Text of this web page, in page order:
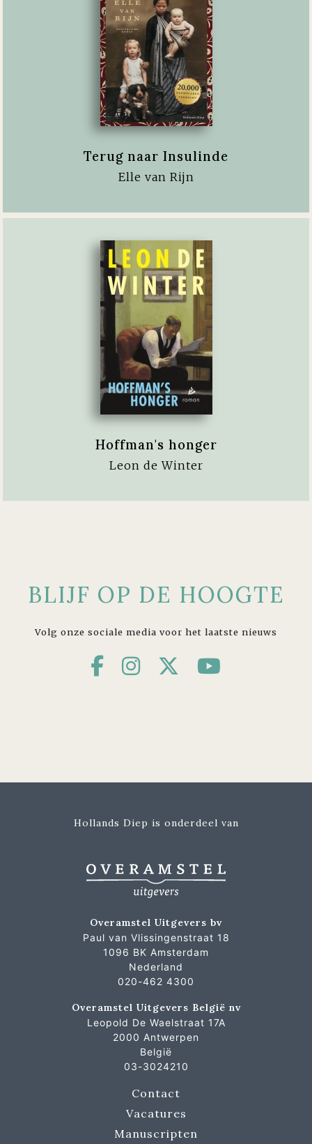
Terug naar Insulinde
Elle van Rijn
Hoffman's honger
Leon de Winter
BLIJF OP DE HOOGTE
Volg onze sociale media voor het laatste nieuws
Hollands Diep is onderdeel van
Overamstel Uitgevers bv
Paul van Vlissingenstraat 18
1096 BK Amsterdam
Nederland
020-462 4300
Overamstel Uitgevers België nv
Leopold De Waelstraat 17A
2000 Antwerpen
België
03-3024210
Contact
Vacatures
Manuscripten